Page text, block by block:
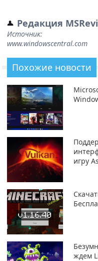
Редакция
Источник:
www.windowscentral.com
Похожие новости
игру
ждем